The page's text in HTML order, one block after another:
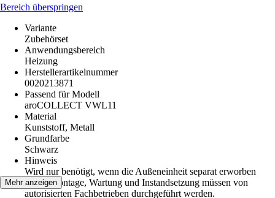
Bereich überspringen
Variante
Zubehörset
Anwendungsbereich
Heizung
Herstellerartikelnummer
0020213871
Passend für Modell
aroCOLLECT VWL11
Material
Kunststoff, Metall
Grundfarbe
Schwarz
Hinweis
Wird nur benötigt, wenn die Außeneinheit separat erworben
wird., Montage, Wartung und Instandsetzung müssen von
autorisierten Fachbetrieben durchgeführt werden.
Mehr anzeigen